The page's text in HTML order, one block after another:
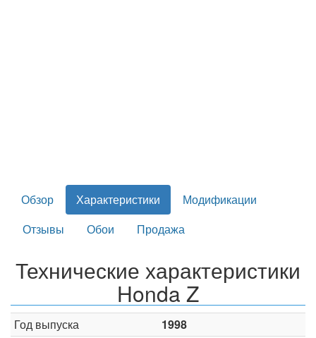
Обзор Характеристики
Модификации
Отзывы
Обои Продажа
Технические характеристики
Honda Z
Год выпуска
1998